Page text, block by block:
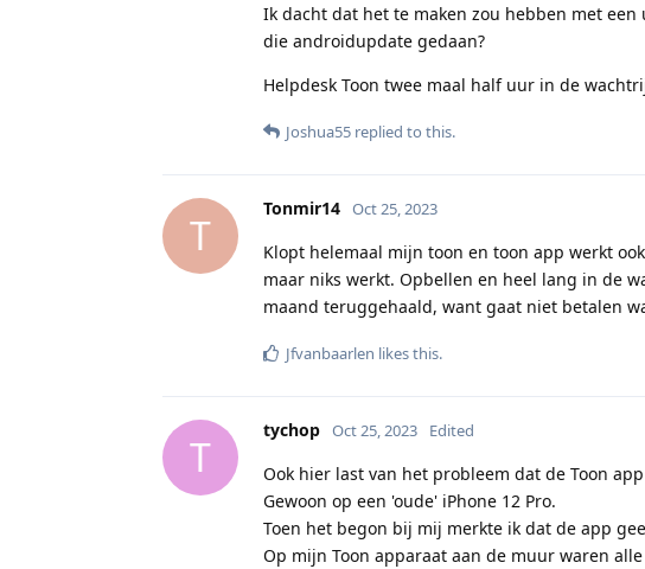
Ik dacht dat het te maken zou hebben met
die androidupdate gedaan?
Helpdesk Toon twee maal half uur in de
Joshua55 replied to this.
T
Tonmir14 Oct 25, 2023
Klopt helemaal mijn toon en toon app werkt
maar niks werkt. Opbellen en heel lang in de
maand teruggehaald, want gaat niet betalen
Jfvanbaarlen likes this.
T
tychop Oct 25, 2023 Edited
Ook hier last van het probleem dat de Toon
Gewoon op een 'oude' iPhone 12 Pro.
Toen het begon bij mij merkte ik dat de app
Op mijn Toon apparaat aan de muur waren